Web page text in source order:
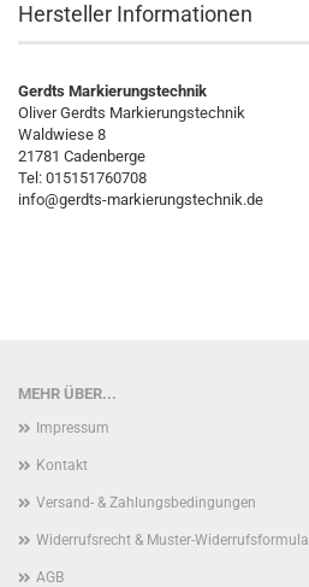
Hersteller Informationen
Gerdts Markierungstechnik
Oliver Gerdts Markierungstechnik
Waldwiese 8
21781 Cadenberge
Tel: 015151760708
info@gerdts-markierungstechnik.de
MEHR ÜBER...
Impressum
Kontakt
Versand- & Zahlungsbedingungen
Widerrufsrecht & Muster-
AGB